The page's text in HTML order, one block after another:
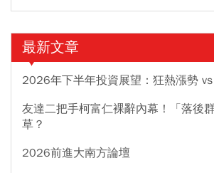
最新文章
2026年下半年投資展望：狂熱漲勢
友達二把手柯富仁裸辭內幕！「落後
草？
2026前進大南方論壇